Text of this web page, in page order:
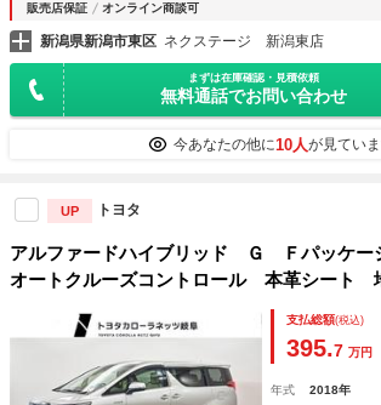
販売店保証 オンライン商談可
新潟県新潟市東区 ネクステージ 新潟東店
まずは在庫確認・見積依頼
無料通話でお問い合わせ
今あなたの他に10人が見てい
UP トヨタ
アルファードハイブリッド Ｇ Ｆパッケ
オートクルーズコントロール 本革シート
アコン 電動シート ＡＢＳ エアバッグ
ス 盗難防止装置 メモリーナビ 横滑防
ルミ ＤＶＤ再生
支払総額(税込)
395.7 万円
年式 2018年